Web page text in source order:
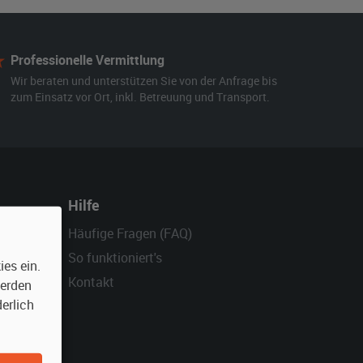
Professionelle Vermittlung
Wir beraten und unterstützen Sie von der Anfrage bis
zum Einsatz vor Ort, inkl. Betreuung und Transport.
Hilfe
Häufige Fragen (FAQ)
So funktioniert's
Kontakt
ein.